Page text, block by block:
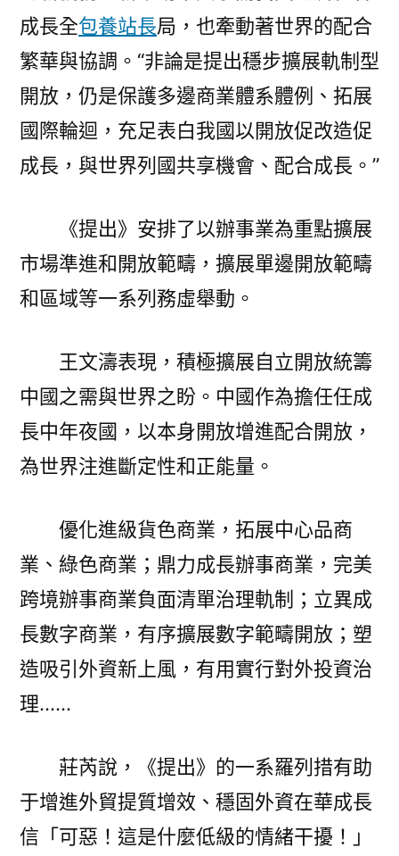
成長全包養站長局，也牽動著世界的配合
繁華與協調。“非論是提出穩步擴展軌制型
開放，仍是保護多邊商業體系體例、拓展
國際輪迴，充足表白我國以開放促改造促
成長，與世界列國共享機會、配合成長。”
《提出》安排了以辦事業為重點擴展
市場準進和開放範疇，擴展單邊開放範疇
和區域等一系列務虛舉動。
王文濤表現，積極擴展自立開放統籌
中國之需與世界之盼。中國作為擔任任成
長中年夜國，以本身開放增進配合開放，
為世界注進斷定性和正能量。
優化進級貨色商業，拓展中心品商
業、綠色商業；鼎力成長辦事商業，完美
跨境辦事商業負面清單治理軌制；立異成
長數字商業，有序擴展數字範疇開放；塑
造吸引外資新上風，有用實行對外投資治
理……
莊芮說，《提出》的一系羅列措有助
于增進外貿提質增效、穩固外資在華成長
信「可惡！這是什麼低級的情緒干擾！」